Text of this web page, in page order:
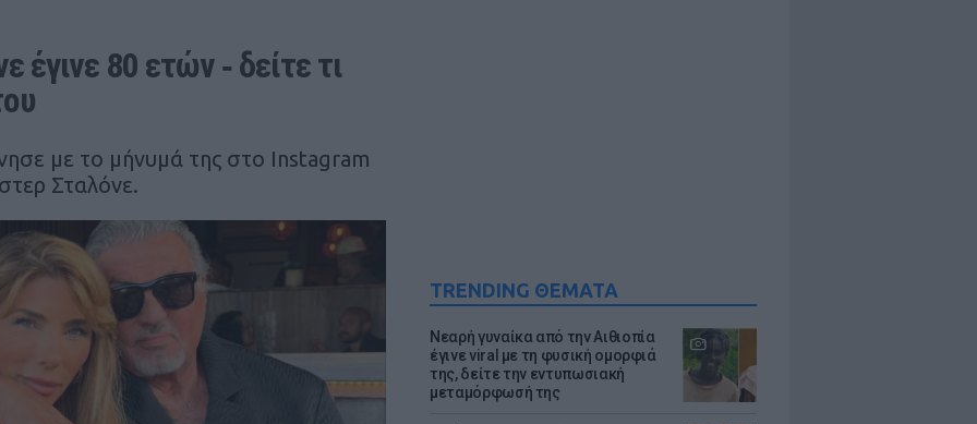
TRENDING ΘΕΜΑΤΑ
Νεαρή γυναίκα από την Αιθιοπία
έγινε viral με τη φυσική ομορφιά
της, δείτε την εντυπωσιακή
μεταμόρφωσή της
έγινε 80 ετών ‑ δείτε τι
με το μήνυμά της στο Instagram
Σταλόνε.